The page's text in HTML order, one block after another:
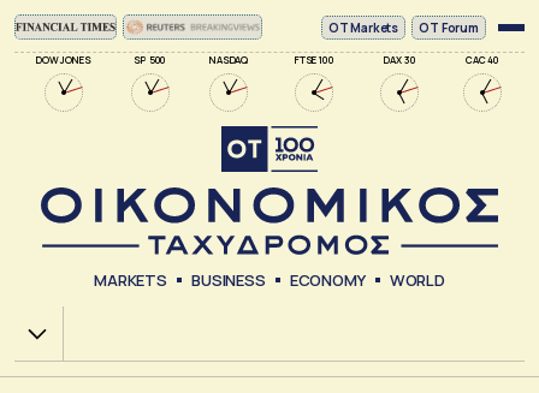
DOW JONES SP 500 NASDAQ FTSE 100 DAX 30 CAC 40
ΟΤ Markets OT Forum
MARKETS BUSINESS ECONOMY WORLD
Χ.Α.